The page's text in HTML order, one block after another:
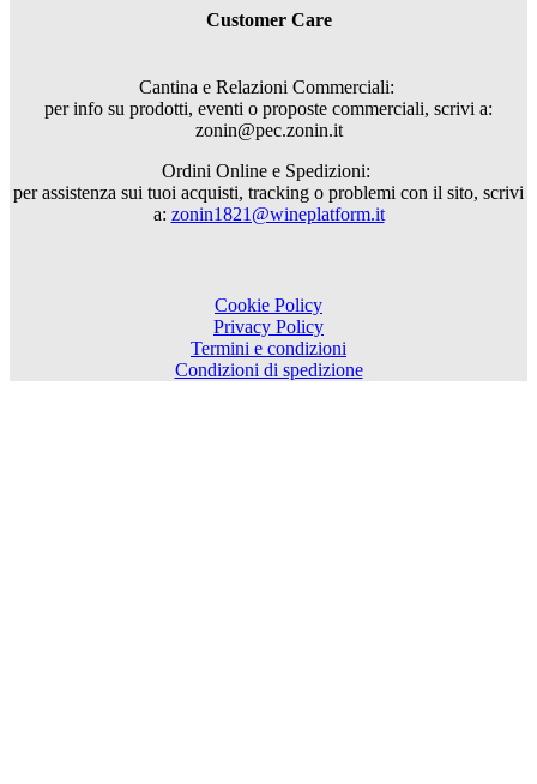
Customer Care
Cantina e Relazioni Commerciali:
per info su prodotti, eventi o proposte commerciali, scrivi a:
zonin@pec.zonin.it
Ordini Online e Spedizioni:
per assistenza sui tuoi acquisti, tracking o problemi con il sito, scrivi
a: zonin1821@wineplatform.it
Cookie Policy
Privacy Policy
Termini e condizioni
Condizioni di spedizione